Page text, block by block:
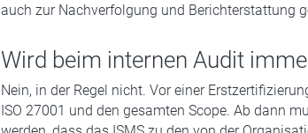
auch zur Nachverfolgung und Berichterstattung
Wird beim internen Audit
Nein, in der Regel nicht. Vor einer
ISO 27001 und den gesamten Scope. Ab dann